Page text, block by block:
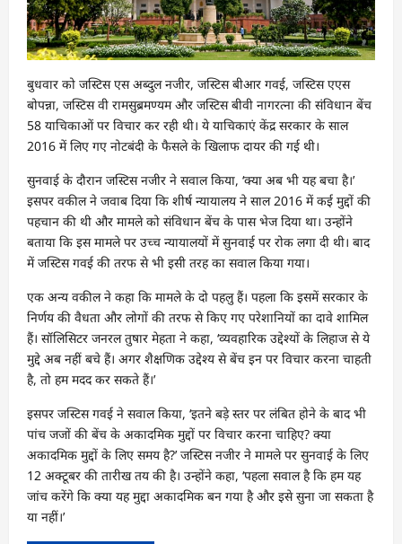
बुधवार को जस्टिस एस अब्दुल नजीर, जस्टिस बीआर गवई, जस्टिस एएस
बोपन्ना, जस्टिस वी रामसुब्रमण्यम और जस्टिस बीवी नागरत्ना की संविधान बेंच
58 याचिकाओं पर विचार कर रही थी। ये याचिकाएं केंद्र सरकार के साल
2016 में लिए गए नोटबंदी के फैसले के खिलाफ दायर की गई थी।
सुनवाई के दौरान जस्टिस नजीर ने सवाल किया, ‘क्या अब भी यह बचा है।’
इसपर वकील ने जवाब दिया कि शीर्ष न्यायालय ने साल 2016 में कई मुद्दों की
पहचान की थी और मामले को संविधान बेंच के पास भेज दिया था। उन्होंने
बताया कि इस मामले पर उच्च न्यायालयों में सुनवाई पर रोक लगा दी थी। बाद
में जस्टिस गवई की तरफ से भी इसी तरह का सवाल किया गया।
एक अन्य वकील ने कहा कि मामले के दो पहलु हैं। पहला कि इसमें सरकार के
निर्णय की वैधता और लोगों की तरफ से किए गए परेशानियों का दावे शामिल
हैं। सॉलिसिटर जनरल तुषार मेहता ने कहा, ‘व्यवहारिक उद्देश्यों के लिहाज से ये
मुद्दे अब नहीं बचे हैं। अगर शैक्षणिक उद्देश्य से बेंच इन पर विचार करना चाहती
है, तो हम मदद कर सकते हैं।’
इसपर जस्टिस गवई ने सवाल किया, ‘इतने बड़े स्तर पर लंबित होने के बाद भी
पांच जजों की बेंच के अकादमिक मुद्दों पर विचार करना चाहिए? क्या
अकादमिक मुद्दों के लिए समय है?’ जस्टिस नजीर ने मामले पर सुनवाई के लिए
12 अक्टूबर की तारीख तय की है। उन्होंने कहा, ‘पहला सवाल है कि हम यह
जांच करेंगे कि क्या यह मुद्दा अकादमिक बन गया है और इसे सुना जा सकता है
या नहीं।’